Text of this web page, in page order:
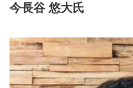
今長谷 悠大氏